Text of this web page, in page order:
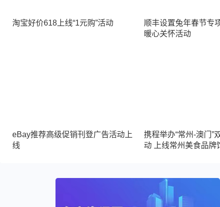
淘宝好价618上线“1元购”活动
顺丰设置兔年春节专
暖心关怀活动
eBay推荐高级促销刊登广告活动上
线
携程举办“常州-澳门”
动 上线常州美食品牌